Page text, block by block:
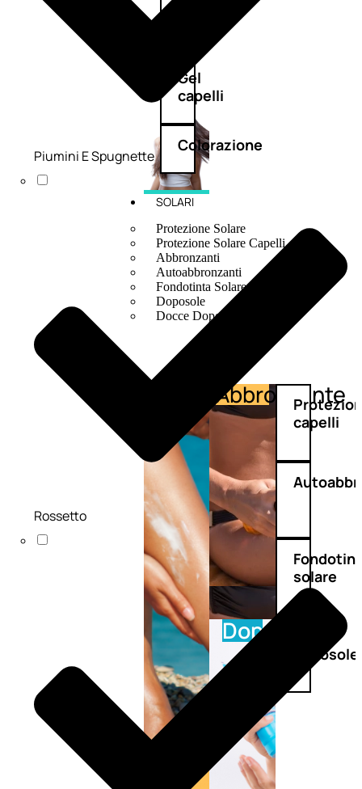
Gel
capelli
Colorazione
SOLARI
Protezione Solare
Protezione Solare Capelli
Abbronzanti
Autoabbronzanti
Fondotinta Solare
Doposole
Docce Doposole
Protezione
Abbronzante
Doposole
capelli
solare
doposole
Piumini E Spugnette
Rossetto